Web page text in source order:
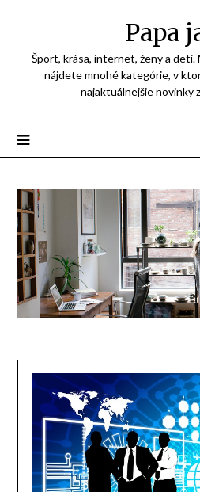
Papa
Šport, krása, internet, ženy a deti.
nájdete mnohé kategórie, v
najaktuálnejšie novinky